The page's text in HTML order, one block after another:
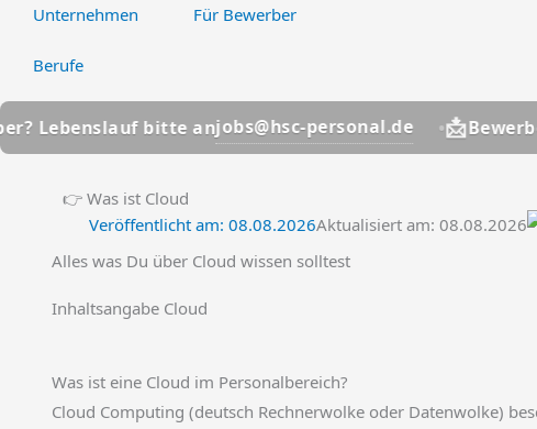
Unternehmen Für Bewerber
Berufe
bitte anjobs@hsc-personal.de 📩Bewerber?
👉 Was ist Cloud
Veröffentlicht am: 08.08.2026Aktualisiert am: 08.08.2026
Alles was Du über Cloud wissen solltest
Inhaltsangabe Cloud
Was ist eine Cloud im Personalbereich?
Cloud Computing (deutsch Rechnerwolke oder Datenwolke)